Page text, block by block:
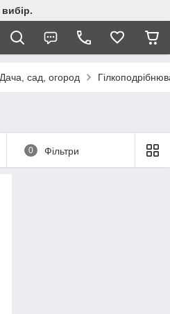
Дача, сад, огород
0 Фільтри